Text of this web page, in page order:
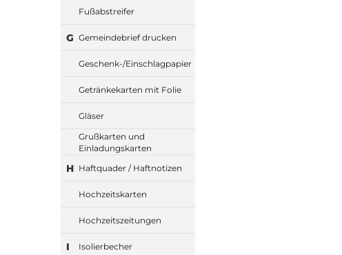
Fußabstreifer
G Gemeindebrief drucken
Geschenk-/Einschlagpapier
Getränkekarten mit Folie
Gläser
Grußkarten und
Einladungskarten
H Haftquader / Haftnotizen
Hochzeitskarten
Hochzeitszeitungen
I Isolierbecher